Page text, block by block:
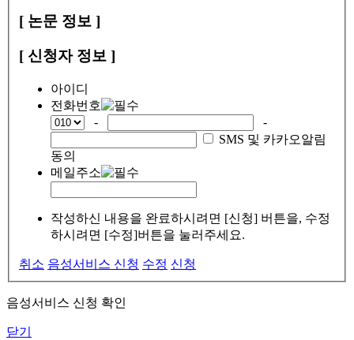
[ 논문 정보 ]
[ 신청자 정보 ]
아이디
전화번호
-
-
SMS 및 카카오알림
동의
메일주소
작성하신 내용을 완료하시려면 [신청] 버튼을, 수정
하시려면 [수정]버튼을 눌러주세요.
취소 음성서비스 신청 수정 신청
음성서비스 신청 확인
닫기